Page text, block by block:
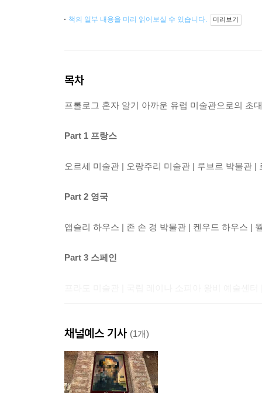
책의 일부 내용을 미리 읽어보실 수 있습니다. 미리보기
목차
프롤로그 혼자 알기 아까운 유럽 미술관으로의 초대
Part 1 프랑스
오르세 미술관 | 오랑주리 미술관 | 루브르 박물관 |
Part 2 영국
앱슬리 하우스 | 존 손 경 박물관 | 켄우드 하우스 |
Part 3 스페인
암스테르담 국립미술관 | 암스테르담 시립미술관 |
Part 5 네덜란드 헤이그
채널예스 기사 (1개)